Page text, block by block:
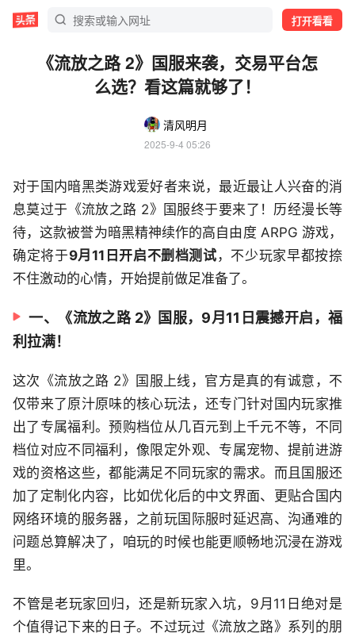
打开看看
《流放之路 2》国服来袭，交易平台怎
么选？看这篇就够了！
清风明月
2025-9-4 05:26
对于国内暗黑类游戏爱好者来说，最近最让人兴奋的消
息莫过于《流放之路 2》国服终于要来了！历经漫长等
待，这款被誉为暗黑精神续作的高自由度 ARPG 游戏，
确定将于9月11日开启不删档测试 ，不少玩家早都按捺
不住激动的心情，开始提前做足准备了。
一、《流放之路 2》国服，9月11日震撼开启，福
利拉满！
这次《流放之路 2》国服上线，官方是真的有诚意，不
仅带来了原汁原味的核心玩法，还专门针对国内玩家推
出了专属福利。预购档位从几百元到上千元不等，不同
档位对应不同福利，像限定外观、专属宠物、提前进游
戏的资格这些，都能满足不同玩家的需求。而且国服还
加了定制化内容，比如优化后的中文界面、更贴合国内
网络环境的服务器，之前玩国际服时延迟高、沟通难的
问题总算解决了，咱玩的时候也能更顺畅地沉浸在游戏
里。
不管是老玩家回归，还是新玩家入坑，9月11日绝对是
个值得记下来的日子。不过玩过《流放之路》系列的朋